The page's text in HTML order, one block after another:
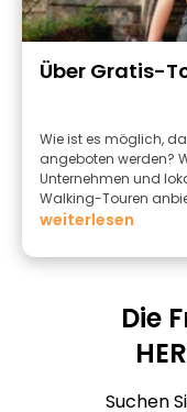
Über Gratis-
Wie ist es möglich,
angeboten werden?
Unternehmen und
Walking-Touren
sollten Sie diese
weiterlesen
Die
Suchen